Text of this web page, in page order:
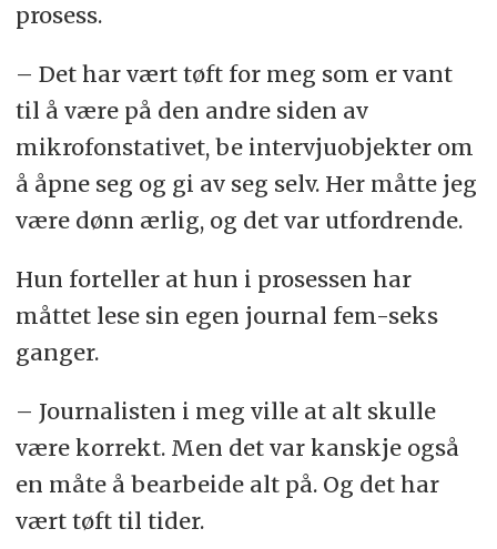
prosess.
– Det har vært tøft for meg som er vant
til å være på den andre siden av
mikrofonstativet, be intervjuobjekter om
å åpne seg og gi av seg selv. Her måtte jeg
være dønn ærlig, og det var utfordrende.
Hun forteller at hun i prosessen har
måttet lese sin egen journal fem-seks
ganger.
– Journalisten i meg ville at alt skulle
være korrekt. Men det var kanskje også
en måte å bearbeide alt på. Og det har
vært tøft til tider.